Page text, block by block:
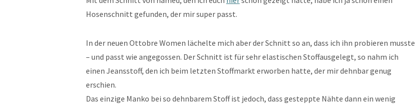
Hosenschnitt gefunden, der mir super passt.
In der neuen Ottobre Women lächelte mich aber der Schnitt so an, dass ich ihn probieren musste
– und passt wie angegossen. Der Schnitt ist für sehr elastischen Stoffausgelegt, so nahm ich
einen Jeansstoff, den ich beim letzten Stoffmarkt erworben hatte, der mir dehnbar genug
erschien.
Das einzige Manko bei so dehnbarem Stoff ist jedoch, dass gesteppte Nähte dann ein wenig